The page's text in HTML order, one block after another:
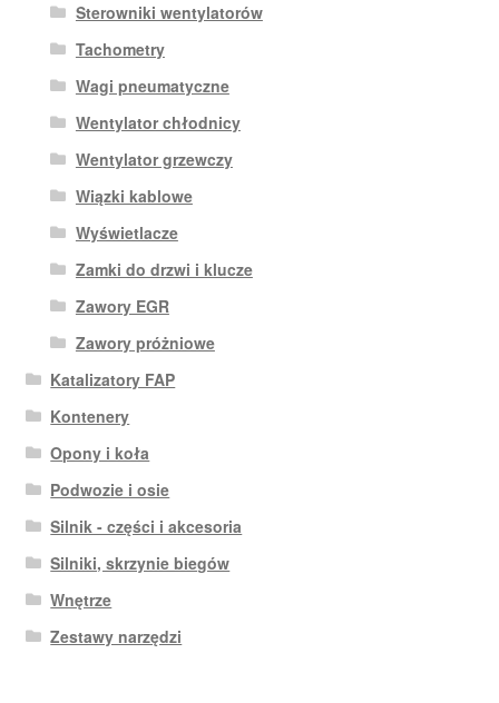
Sterowniki wentylatorów
Tachometry
Wagi pneumatyczne
Wentylator chłodnicy
Wentylator grzewczy
Wiązki kablowe
Wyświetlacze
Zamki do drzwi i klucze
Zawory EGR
Zawory próżniowe
Katalizatory FAP
Kontenery
Opony i koła
Podwozie i osie
Silnik - części i akcesoria
Silniki, skrzynie biegów
Wnętrze
Zestawy narzędzi